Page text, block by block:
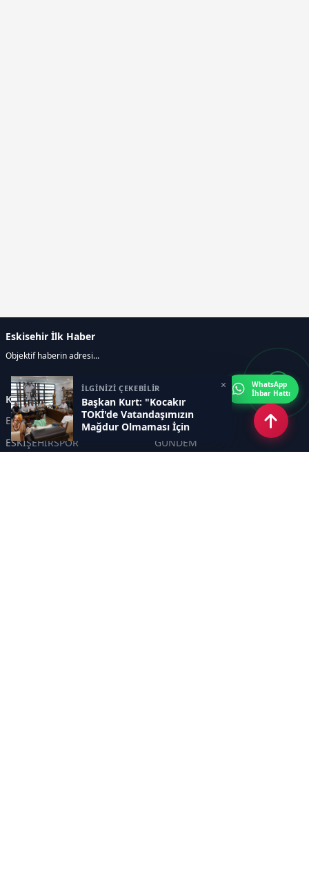
İLGİNİZİ ÇEKEBİLİR
Başkan Kurt: "Kocakır
TOKİ'de Vatandaşımızın
Mağdur Olmaması İçin
Desteğe Hazırız"
×
Eskisehir İlk Haber
Objektif haberin adresi...
Kategoriler
ESKİŞEHİR
GENEL
ESKİŞEHİRSPOR
GÜNDEM
WhatsApp
İhbar Hattı